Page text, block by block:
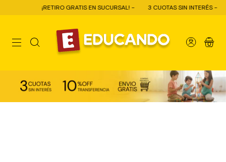
¡RETIRO GRATIS EN SUCURSAL! - 3 CUOTAS SIN INTERÉS -
0